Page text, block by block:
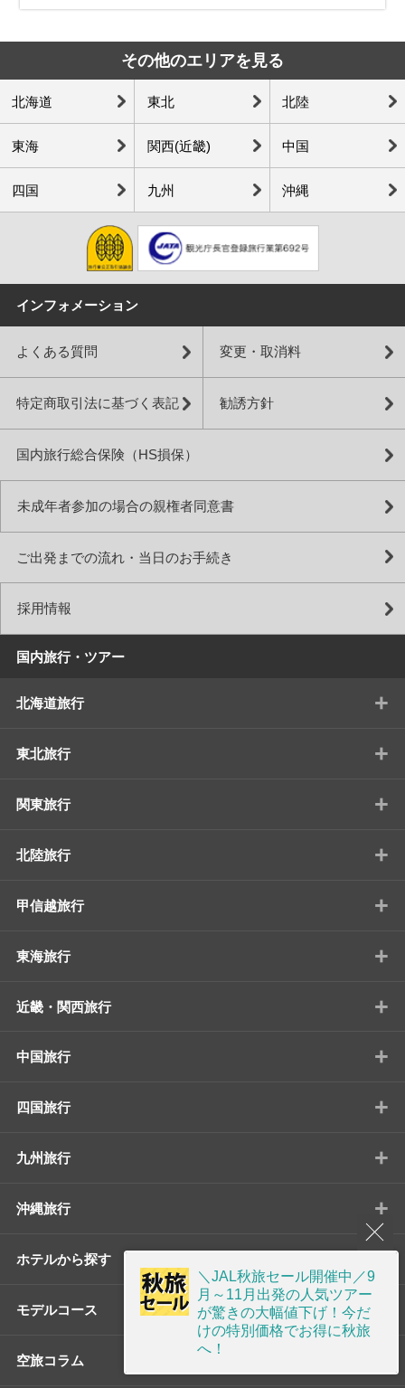
その他のエリアを見る
北海道 東北 北陸
東海 関西(近畿) 中国
四国 九州 沖縄
インフォメーション
よくある質問 変更・取消料
特定商取引法に基づく表記 勧誘方針
国内旅行総合保険（HS損保）
未成年者参加の場合の親権者同意書
ご出発までの流れ・当日のお手続き
採用情報
国内旅行・ツアー
北海道旅行 +
東北旅行 +
関東旅行 +
北陸旅行 +
甲信越旅行 +
東海旅行 +
近畿・関西旅行 +
中国旅行 +
四国旅行 +
九州旅行 +
沖縄旅行 +
ホテルから探す +
モデルコース
空旅コラム
＼JAL秋旅セール開催中／9
月～11月出発の人気ツアー
が驚きの大幅値下げ！今だ
けの特別価格でお得に秋旅
へ！